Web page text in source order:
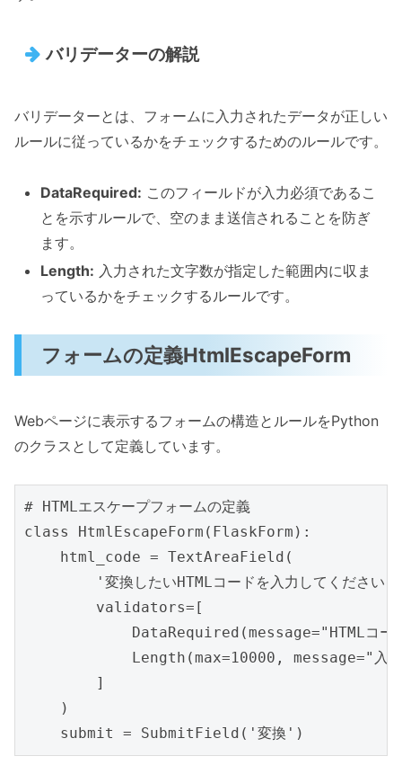
バリデーターの解説
バリデーターとは、フォームに入力されたデータが正しい
ルールに従っているかをチェックするためのルールです。
DataRequired: このフィールドが入力必須であるこ
とを示すルールで、空のまま送信されることを防ぎ
ます。
Length: 入力された文字数が指定した範囲内に収ま
っているかをチェックするルールです。
フォームの定義HtmlEscapeForm
Webページに表示するフォームの構造とルールをPython
のクラスとして定義しています。
# HTMLエスケープフォームの定義
class HtmlEscapeForm(FlaskForm):
    html_code = TextAreaField(
'変換したいHTMLコードを入力してください
        validators=[
DataRequired(message="HTMLコー
Length(max=10000, message="入力
        ]
    )